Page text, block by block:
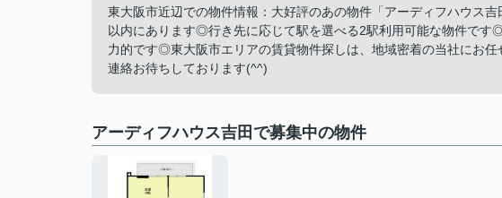
東大阪市近辺での物件情報：大好評のあの物件「アーディフハウス
以内にあります◎行き先に応じて駅を選べる2駅利用可能な物件で
力的です◎東大阪市エリアの賃貸物件探しは、地域密着の当社にお
連絡お待ちしております(^^)
アーディフハウス吉田で募集中の物件